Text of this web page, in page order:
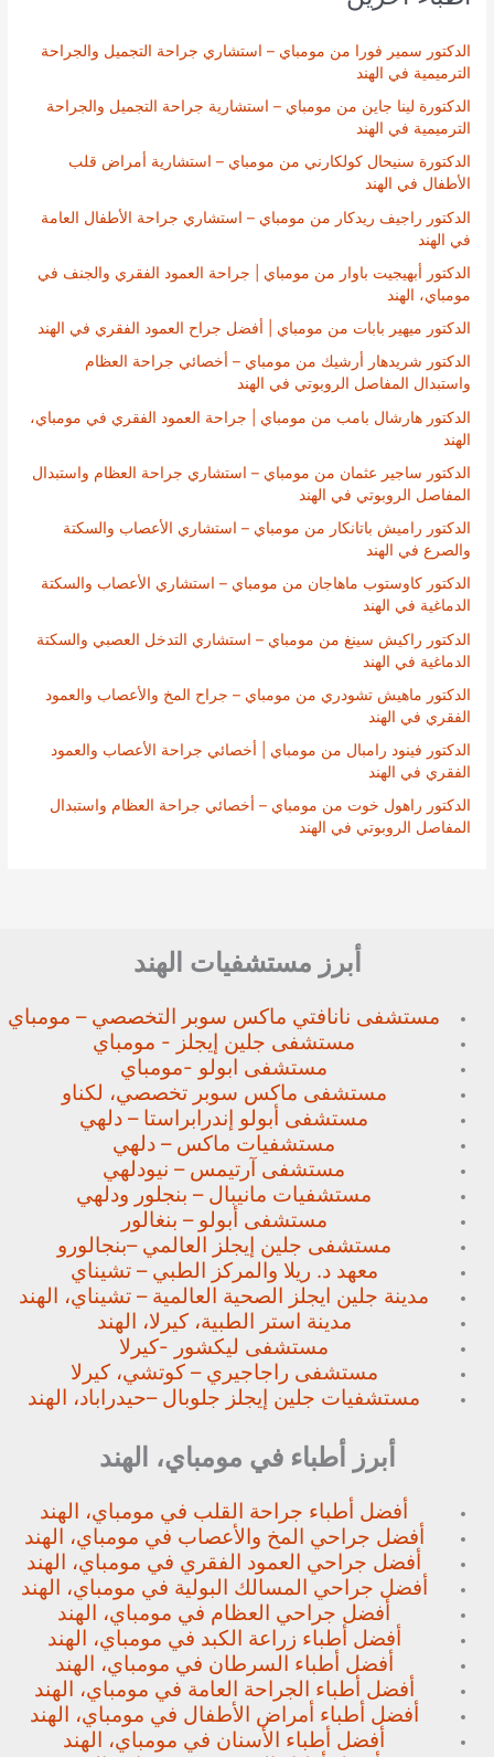
الدكتور سمير فورا من مومباي – استشاري جراحة التجميل والجراحة
الترميمية في الهند
الدكتورة لينا جاين من مومباي – استشارية جراحة التجميل والجراحة
الترميمية في الهند
الدكتورة سنيحال كولكارني من مومباي – استشارية أمراض قلب
الأطفال في الهند
الدكتور راجيف ريدكار من مومباي – استشاري جراحة الأطفال العامة
في الهند
الدكتور أبهيجيت باوار من مومباي | جراحة العمود الفقري والجنف في
مومباي، الهند
الدكتور ميهير بابات من مومباي | أفضل جراح العمود الفقري في الهند
الدكتور شريدهار أرشيك من مومباي – أخصائي جراحة العظام
واستبدال المفاصل الروبوتي في الهند
الدكتور هارشال بامب من مومباي | جراحة العمود الفقري في مومباي،
الهند
الدكتور ساجير عثمان من مومباي – استشاري جراحة العظام واستبدال
المفاصل الروبوتي في الهند
الدكتور راميش باتانكار من مومباي – استشاري الأعصاب والسكتة
والصرع في الهند
الدكتور كاوستوب ماهاجان من مومباي – استشاري الأعصاب والسكتة
الدماغية في الهند
الدكتور راكيش سينغ من مومباي – استشاري التدخل العصبي والسكتة
الدماغية في الهند
الدكتور ماهيش تشودري من مومباي – جراح المخ والأعصاب والعمود
الفقري في الهند
الدكتور فينود رامبال من مومباي | أخصائي جراحة الأعصاب والعمود
الفقري في الهند
الدكتور راهول خوت من مومباي – أخصائي جراحة العظام واستبدال
المفاصل الروبوتي في الهند
أبرز مستشفيات الهند
مستشفى نانافتي ماكس سوبر التخصصي – مومباي
مستشفى جلين إيجلز - مومباي
مستشفى ابولو -مومباي
مستشفى ماكس سوبر تخصصي، لكناو
مستشفى أبولو إندرابراستا – دلهي
مستشفيات ماكس – دلهي
مستشفى آرتيمس – نيودلهي
مستشفيات مانيبال – بنجلور ودلهي
مستشفى أبولو – بنغالور
مستشفى جلين إيجلز العالمي –بنجالورو
معهد د. ريلا والمركز الطبي – تشيناي
مدينة جلين ايجلز الصحية العالمية – تشيناي، الهند
مدينة استر الطبية، كيرلا، الهند
مستشفى ليكشور -كيرلا
مستشفى راجاجيري – كوتشي، كيرلا
مستشفيات جلين إيجلز جلوبال –حيدراباد، الهند
أبرز أطباء في مومباي، الهند
أفضل أطباء جراحة القلب في مومباي، الهند
أفضل جراحي المخ والأعصاب في مومباي، الهند
أفضل جراحي العمود الفقري في مومباي، الهند
أفضل جراحي المسالك البولية في مومباي، الهند
أفضل جراحي العظام في مومباي، الهند
أفضل أطباء زراعة الكبد في مومباي، الهند
أفضل أطباء السرطان في مومباي، الهند
أفضل أطباء الجراحة العامة في مومباي، الهند
أفضل أطباء أمراض الأطفال في مومباي، الهند
أفضل أطباء الأسنان في مومباي، الهند